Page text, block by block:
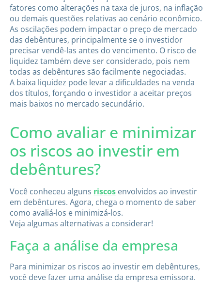
fatores como alterações na taxa de juros, na inflação
ou demais questões relativas ao cenário econômico.
As oscilações podem impactar o preço de mercado
das debêntures, principalmente se o investidor
precisar vendê-las antes do vencimento. O risco de
liquidez também deve ser considerado, pois nem
todas as debêntures são facilmente negociadas.
A baixa liquidez pode levar a dificuldades na venda
dos títulos, forçando o investidor a aceitar preços
mais baixos no mercado secundário.
Como avaliar e minimizar
os riscos ao investir em
debêntures?
Você conheceu alguns riscos envolvidos ao investir
em debêntures. Agora, chega o momento de saber
como avaliá-los e minimizá-los.
Veja algumas alternativas a considerar!
Faça a análise da empresa
Para minimizar os riscos ao investir em debêntures,
você deve fazer uma análise da empresa emissora.